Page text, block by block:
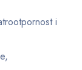
i